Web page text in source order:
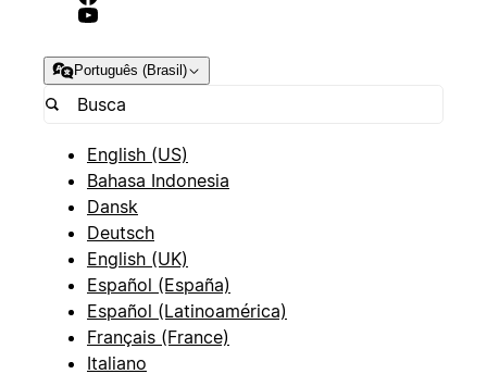
Português (Brasil)
English (US)
Bahasa Indonesia
Dansk
Deutsch
English (UK)
Español (España)
Español (Latinoamérica)
Français (France)
Italiano